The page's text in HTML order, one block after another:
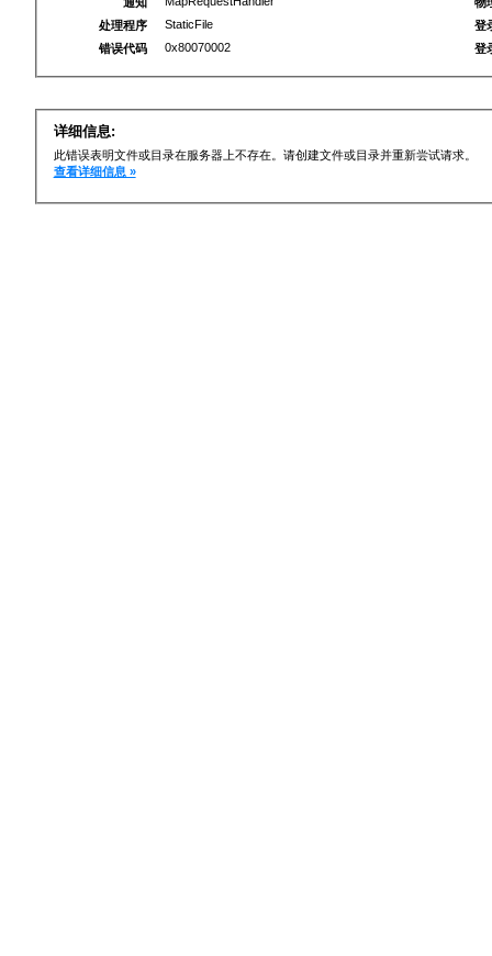
处理程序
StaticFile
错误代码
0x80070002
登
登
详细信息:
此错误表明文件或目录在服务器上不存在。请创建文件或目录并重新尝试请求。
查看详细信息 »